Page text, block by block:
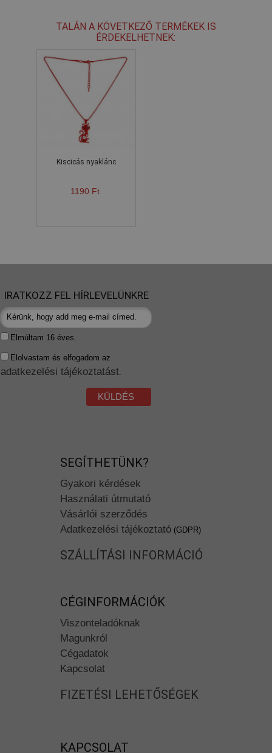
TALÁN A KÖVETKEZŐ TERMÉKEK IS
ÉRDEKELHETNEK:
Kiscicás nyaklánc
1190 Ft
IRATKOZZ FEL HÍRLEVELÜNKRE
Elmúltam 16 éves.
Elolvastam és elfogadom az
adatkezelési tájékoztatást
KÜLDÉS
SEGÍTHETÜNK?
Gyakori kérdések
Használati útmutató
Vásárlói szerződés
Adatkezelési tájékoztató (GDPR)
SZÁLLÍTÁSI INFORMÁCIÓ
CÉGINFORMÁCIÓK
Viszonteladóknak
Magunkról
Cégadatok
Kapcsolat
FIZETÉSI LEHETŐSÉGEK
KAPCSOLAT